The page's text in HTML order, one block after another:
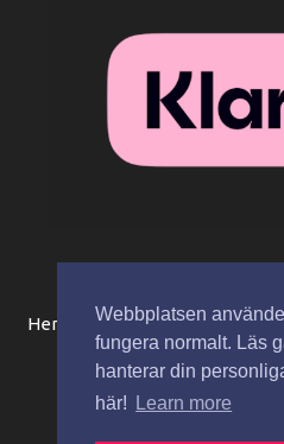
Webbplatsen
fungera normalt. Läs
hanterar din
här!
Learn more
Hem
Integritetspolicy
Spåra
Copyright © 2026